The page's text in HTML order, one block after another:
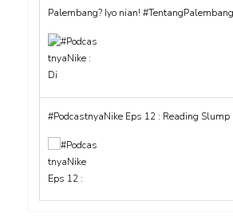
Palembang? Iyo nian! #TentangPalembang
#PodcastnyaNike Eps 12 : Reading Slump